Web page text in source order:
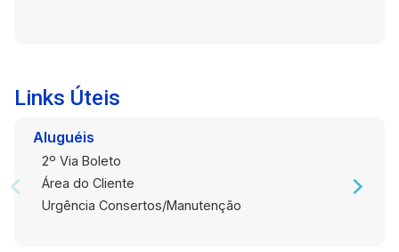
especialmente para famílias. A localização
Praça Coronel Pedro Osório, completa os
diferenciais deste imóvel. Agende uma visita e
conheça de perto este apartamento. Uma
excelente oportunidade para quem busca
Links Úteis
Aluguéis
2º Via Boleto
Área do Cliente
Urgência Consertos/Manutenção